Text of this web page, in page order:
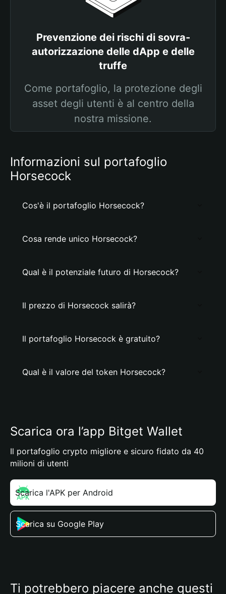
Prevenzione dei rischi di sovra-
autorizzazione delle dApp e delle
truffe
Come portafoglio, la protezione degli
asset degli utenti è al centro della
nostra missione.
Informazioni sul portafoglio
Horsecock
Cos'è il portafoglio Horsecock?
Cosa rende unico Horsecock?
Qual è il potenziale futuro di Horsecock?
Il prezzo di Horsecock salirà?
Il portafoglio Horsecock è gratuito?
Qual è il valore del token Horsecock?
Scarica ora l’app Bitget Wallet
Il portafoglio crypto migliore e sicuro fidato da 40
milioni di utenti
Scarica l'APK per Android
Scarica su Google Play
Ti potrebbero piacere anche questi